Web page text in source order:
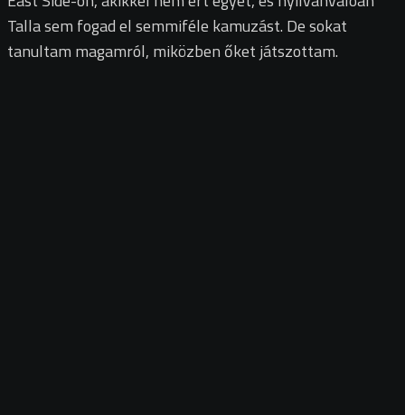
Talla sem fogad el semmiféle kamuzást. De sokat
tanultam magamról, miközben őket játszottam.